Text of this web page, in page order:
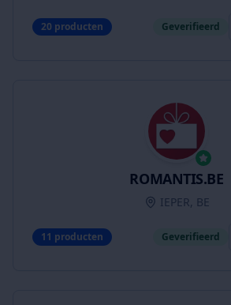
20 producten Geverifieerd
ROMANTIS.BE
IEPER, BE
11 producten Geverifieerd